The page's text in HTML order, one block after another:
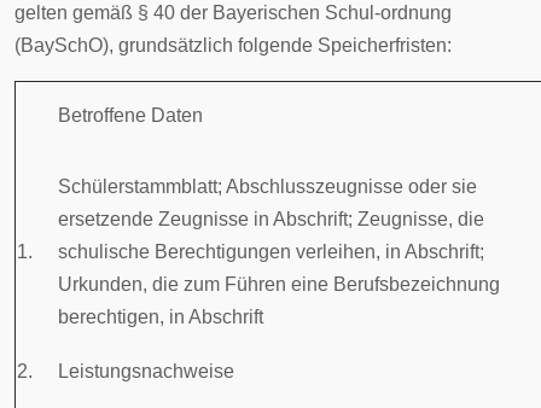
gelten gemäß § 40 der Bayerischen Schul-ordnung
(BaySchO), grundsätzlich folgende Speicherfristen:
Betroffene Daten
1.
Schülerstammblatt; Abschlusszeugnisse oder sie
ersetzende Zeugnisse in Abschrift; Zeugnisse, die
schulische Berechtigungen verleihen, in Abschrift;
Urkunden, die zum Führen eine Berufsbezeichnung
berechtigen, in Abschrift
2. Leistungsnachweise